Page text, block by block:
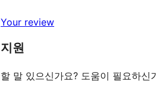
기
후
기
점
후
Your review
지원
할 말 있으신가요? 도움이 필요하신